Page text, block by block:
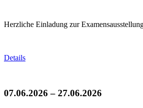
Herzliche Einladung zur
Details
07.06.2026 – 27.06.2026